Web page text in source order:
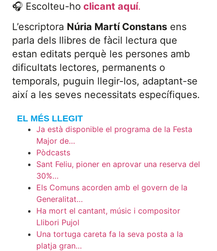
🎧 Escolteu-ho clicant aquí.
L’escriptora Núria Martí Constans ens
parla dels llibres de fàcil lectura que
estan editats perquè les persones amb
dificultats lectores, permanents o
temporals, puguin llegir-los, adaptant-se
així a les seves necessitats específiques.
EL MÉS LLEGIT
Ja està disponible el programa de la Festa
Major de…
Pòdcasts
Sant Feliu, pioner en aprovar una reserva del
30%…
Els Comuns acorden amb el govern de la
Generalitat…
Ha mort el cantant, músic i compositor
Llibori Pujol
Una tortuga careta fa la seva posta a la
platja gran…